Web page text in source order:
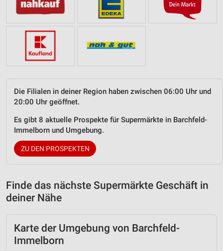
Die Filialen in deiner Region haben zwischen 06:00 Uhr und
20:00 Uhr geöffnet.
Es gibt 8 aktuelle Prospekte für Supermärkte in Barchfeld-
Immelborn und Umgebung.
ZU DEN PROSPEKTEN
Finde das nächste Supermärkte Geschäft in
deiner Nähe
Karte der Umgebung von Barchfeld-
Immelborn